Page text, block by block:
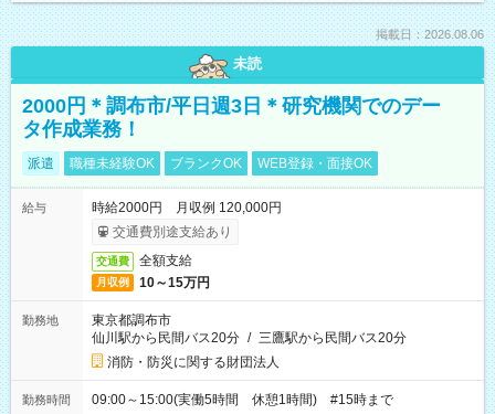
掲載日：2026.08.06
未読
2000円＊調布市/平日週3日＊研究機関でのデー
タ作成業務！
派遣 職種未経験OK ブランクOK WEB登録・面接OK
給与
時給2000円 月収例 120,000円
交通費別途支給あり
交通費 全額支給
月収例 10～15万円
勤務地
東京都調布市
仙川駅から民間バス20分 / 三鷹駅から民間バス20分
消防・防災に関する財団法人
勤務時間 09:00～15:00(実働5時間 休憩1時間) #15時まで